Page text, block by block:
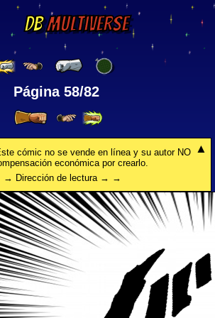
DBMultiverse
Página 58/82
cómic no se vende en línea y su autor NO
económica por crearlo.
Dirección de lectura → →